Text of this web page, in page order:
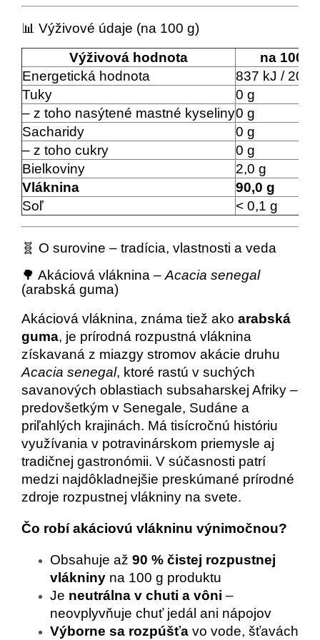
📊 Výživové údaje (na 100 g)
Výživová hodnota
na 100 g
Energetická hodnota
837 kJ / 200
Tuky
0 g
– z toho nasýtené mastné kyseliny0 g
Sacharidy
0 g
– z toho cukry
0 g
Bielkoviny
2,0 g
Vláknina
90,0 g
Soľ
< 0,1 g
🧬 O surovine – tradícia, vlastnosti a veda
🌳 Akáciová vláknina –Acacia senegal
(arabská guma)
Akáciová vláknina, známa tiež ako arabská
guma, je prírodná rozpustná vláknina
získavaná z miazgy stromov akácie druhu
Acacia senegal, ktoré rastú v suchých
savanových oblastiach subsaharskej Afriky –
predovšetkým v Senegale, Sudáne a
priľahlých krajinách. Má tisícročnú históriu
využívania v potravinárskom priemysle aj
tradičnej gastronómii. V súčasnosti patrí
medzi najdôkladnejšie preskúmané prírodné
zdroje rozpustnej vlákniny na svete.
Čo robí akáciovú vlákninu výnimočnou?
Obsahuje až 90 % čistej rozpustnej
vlákniny na 100 g produktu
Je neutrálna v chuti a vôni –
neovplyvňuje chuť jedál ani nápojov
Výborne sa rozpúšťa vo vode, šťavách